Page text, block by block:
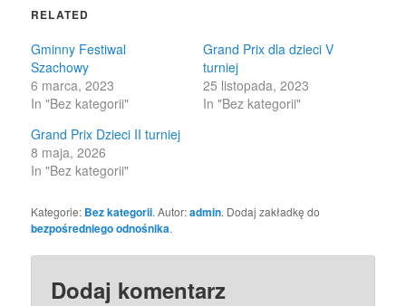
new
RELATED
Gminny Festiwal
Szachowy
6 marca, 2023
In "Bez kategorii"
Grand Prix dla dzieci V
turniej
25 listopada, 2023
In "Bez kategorii"
Grand Prix Dzieci II turniej
8 maja, 2026
In "Bez kategorii"
Kategorie: Bez kategorii. Autor:admin. Dodaj zakładkę do
bezpośredniego odnośnika.
Dodaj komentarz